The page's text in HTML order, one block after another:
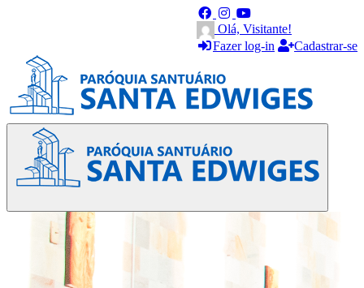
Olá, Visitante!
Fazer log-in
Cadastrar-se